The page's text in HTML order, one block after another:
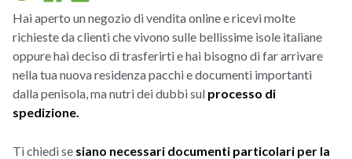
Hai aperto un negozio di vendita online e ricevi molte
richieste da clienti che vivono sulle bellissime isole italiane
oppure hai deciso di trasferirti e hai bisogno di far arrivare
nella tua nuova residenza pacchi e documenti importanti
dalla penisola, ma nutri dei dubbi sul processo di
spedizione.
Ti chiedi se siano necessari documenti particolari per la